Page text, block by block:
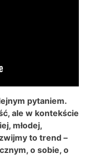
pytaniem.
ale w kontekście
młodej,
to trend –
o sobie, o